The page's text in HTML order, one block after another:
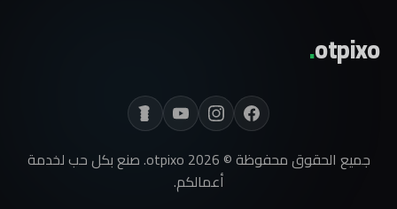
otpixo
.
جميع الحقوق محفوظة © 2026 otpixo. صنع بكل حب لخدمة
أعمالكم.